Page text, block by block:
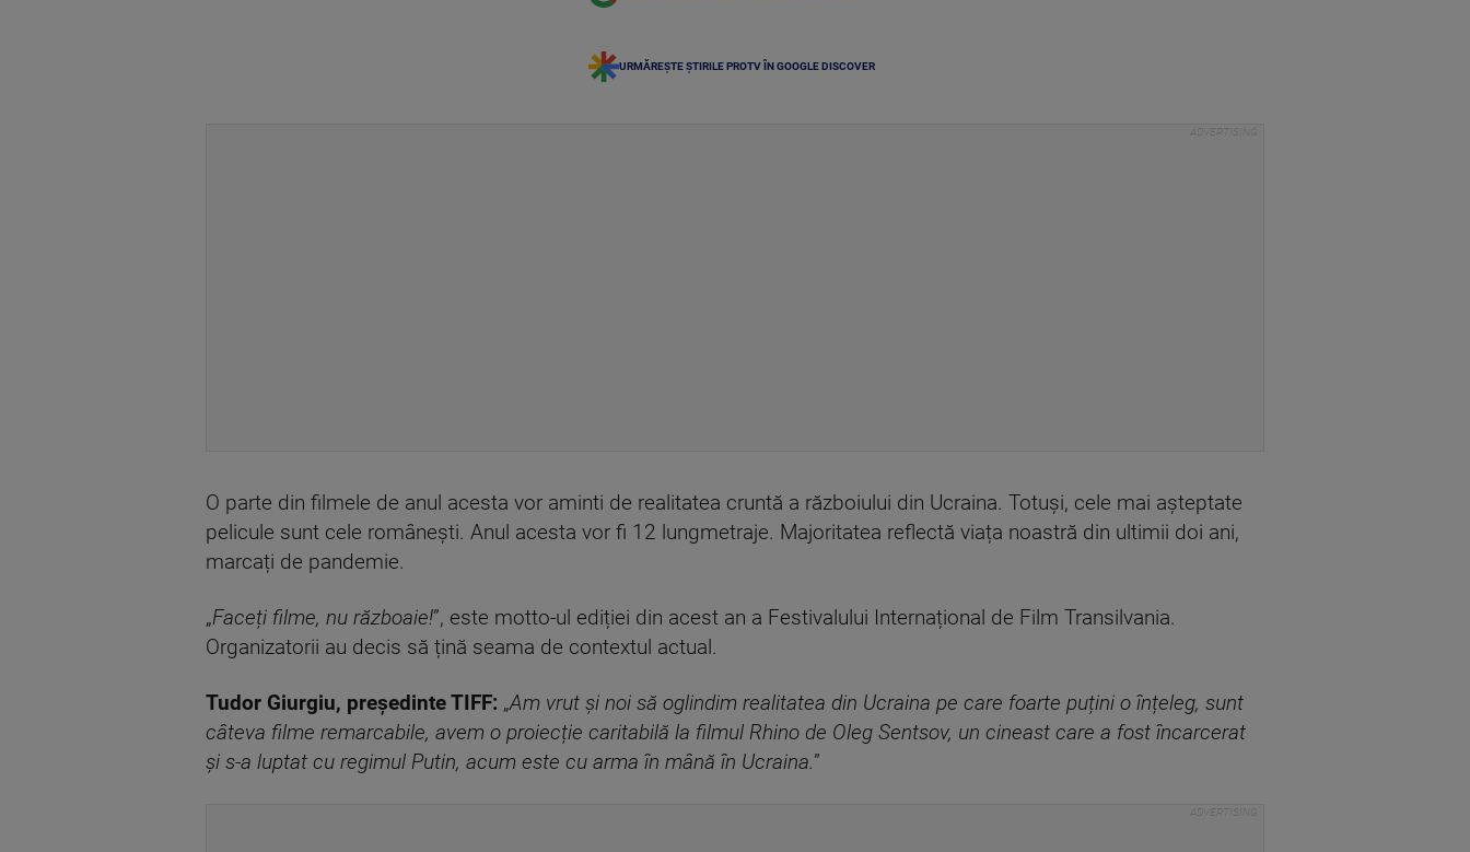
URMĂREȘTE ȘTIRILE PROTV ÎN GOOGLE DISCOVER
O parte din filmele de anul acesta vor aminti de realitatea cruntă a războiului din Ucraina. Totuși, cele mai așteptate
pelicule sunt cele românești. Anul acesta vor fi 12 lungmetraje. Majoritatea reflectă viața noastră din ultimii doi ani,
marcați de pandemie.
„Faceți filme, nu războaie!”, este motto-ul ediției din acest an a Festivalului Internațional de Film Transilvania.
Organizatorii au decis să țină seama de contextul actual.
Tudor Giurgiu, președinte TIFF: „Am vrut și noi să oglindim realitatea din Ucraina pe care foarte puțini o înțeleg, sunt
câteva filme remarcabile, avem o proiecție caritabilă la filmul Rhino de Oleg Sentsov, un cineast care a fost încarcerat
și s-a luptat cu regimul Putin, acum este cu arma în mână în Ucraina.”